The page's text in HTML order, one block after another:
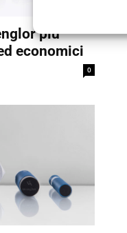
più
economici
0